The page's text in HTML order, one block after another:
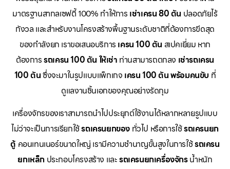
มาตรฐานสากลเซฟตี้ 100% ทำให้การ เช่าเครน 80 ตัน ปลอดภัยไร้
กังวล และสำหรับงานโครงสร้างพื้นฐานระดับชาติที่ต้องการขีดสุด
ของกำลังยก เราขอเสนอบริการ เครน 100 ตัน สเปคเยี่ยม หาก
ต้องการรถเครน 100 ตัน ให้เช่า ท่านสามารถตกลง เช่ารถเครน
100 ตันซึ่งจะมาในรูปแบบแพ็กเกจ เครน 100 ตัน พร้อมคนขับ ที่
ดูแลงานชิ้นเอกของคุณอย่างรัดกุม
เครื่องจักรของเราสามารถนำไปประยุกต์ใช้งานได้หลากหลายรูปแบบ
ไม่ว่าจะเป็นการเรียกใช้รถเครนยกของ ทั่วไป หรือการใช้รถเครนยก
ตู้ คอนเทนเนอร์ขนาดใหญ่ เรามีความชำนาญขั้นสูงในการใช้รถเครน
ยกเหล็ก ประกอบโครงสร้าง และรถเครนยกเครื่องจักรน้ำหนัก